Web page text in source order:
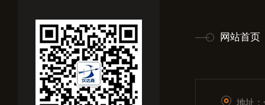
网站首页
地址